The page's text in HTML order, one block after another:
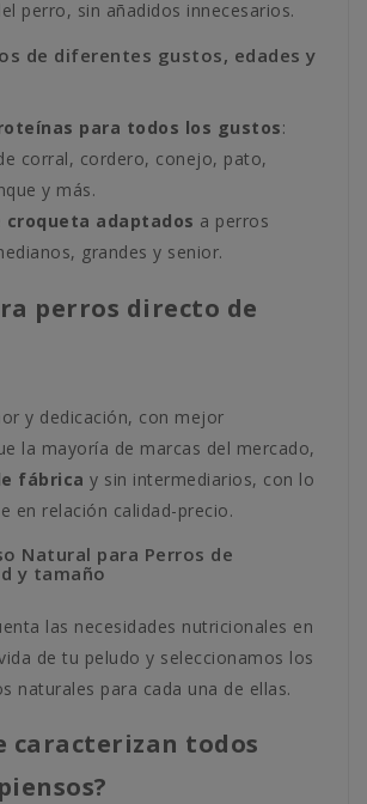
perro, sin añadidos innecesarios.
de diferentes gustos, edades y
para todos los gustos:
corral, cordero, conejo, pato,
y más.
croqueta adaptados a perros
grandes y senior.
perros directo de
y dedicación, con mejor
la mayoría de marcas del mercado,
fábrica y sin intermediarios, con lo
en relación calidad-precio.
Natural para Perros de
y tamaño
las necesidades nutricionales en
de tu peludo y seleccionamos los
naturales para cada una de ellas.
caracterizan todos